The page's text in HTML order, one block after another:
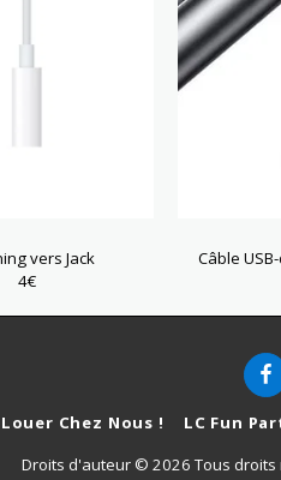
vers Jack
4€
Câble
Chez Nous ! LC Fun
Droits d'auteur © 2026 Tous droits